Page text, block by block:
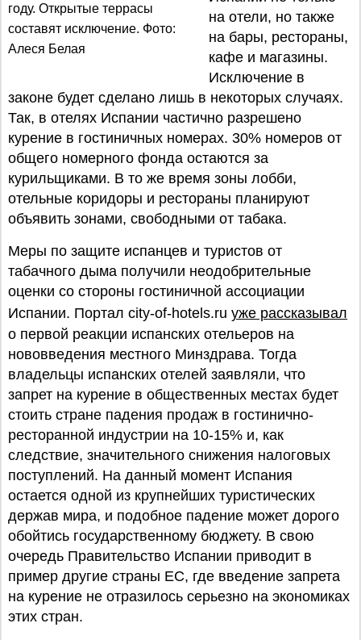
году. Открытые террасы
составят исключение. Фото:
Алеся Белая
на отели, но также
на бары, рестораны,
кафе и магазины.
Исключение в
законе будет сделано лишь в некоторых случаях.
Так, в отелях Испании частично разрешено
курение в гостиничных номерах. 30% номеров от
общего номерного фонда остаются за
курильщиками. В то же время зоны лобби,
отельные коридоры и рестораны планируют
объявить зонами, свободными от табака.
Меры по защите испанцев и туристов от
табачного дыма получили неодобрительные
оценки со стороны гостиничной ассоциации
Испании. Портал city-of-hotels.ru уже рассказывал
о первой реакции испанских отельеров на
нововведения местного Минздрава. Тогда
владельцы испанских отелей заявляли, что
запрет на курение в общественных местах будет
стоить стране падения продаж в гостинично-
ресторанной индустрии на 10-15% и, как
следствие, значительного снижения налоговых
поступлений. На данный момент Испания
остается одной из крупнейших туристических
держав мира, и подобное падение может дорого
обойтись государственному бюджету. В свою
очередь Правительство Испании приводит в
пример другие страны ЕС, где введение запрета
на курение не отразилось серьезно на экономиках
этих стран.